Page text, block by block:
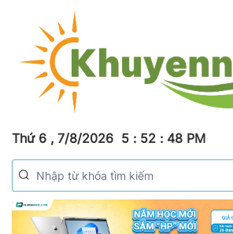
Thứ 6 , 7/8/2026 5 : 52 : 49 PM